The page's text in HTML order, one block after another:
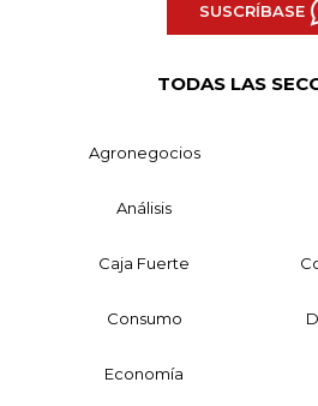
SUSCRÍBASE
TODAS LAS
Agronegocios
Análisis
Caja Fuerte
Consumo
Economía